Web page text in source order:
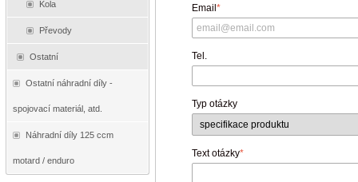
Kola
Převody
Ostatní
Ostatní náhradní díly -
spojovací materiál, atd.
Náhradní díly 125 ccm
motard / enduro
Email*
Tel.
Typ otázky
Text otázky*